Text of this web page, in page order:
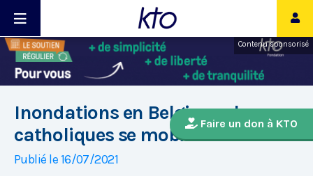
Contenu sponsorisé
Faire un don à KTO
Inondations en Belgique : les
catholiques se mobilisent
Publié le 16/07/2021